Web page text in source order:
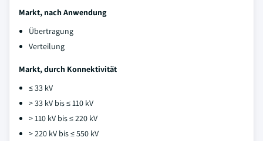
Markt, nach Anwendung
Übertragung
Verteilung
Markt, durch Konnektivität
≤ 33 kV
> 33 kV bis ≤ 110 kV
> 110 kV bis ≤ 220 kV
> 220 kV bis ≤ 550 kV